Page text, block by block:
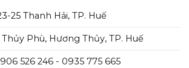
25 Thanh Hải, TP. Huế
Thủy Phù, Hương Thủy, TP. Huế
526 246 - 0935 775 665